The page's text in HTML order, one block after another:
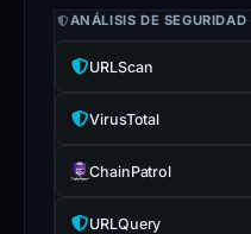
ANÁLISIS DE SEGURIDAD
URLScan
VirusTotal
ChainPatrol
URLQuery